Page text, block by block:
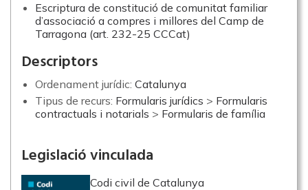
Escriptura de constitució de comunitat familiar
d’associació a compres i millores del Camp de
Tarragona (art. 232-25 CCCat)
Descriptors
Ordenament jurídic: Catalunya
Tipus de recurs: Formularis jurídics > Formularis
contractuals i notarials > Formularis de família
Legislació vinculada
Codi civil de Catalunya